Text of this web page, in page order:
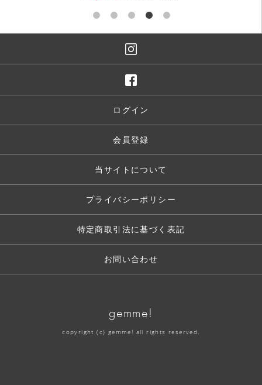
ログイン
会員登録
当サイトについて
プライバシーポリシー
特定商取引法に基づく表記
お問い合わせ
gemme!
copyright (c) gemme! all rights reserved.